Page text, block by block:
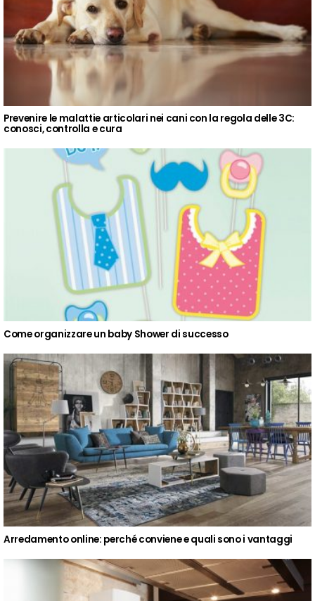
Prevenire le malattie articolari nei cani con la regola delle 3C:
conosci, controlla e cura
Come organizzare un baby Shower di successo
Arredamento online: perché conviene e quali sono i vantaggi